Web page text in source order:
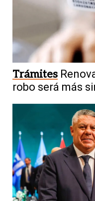
Trámites
robo será más